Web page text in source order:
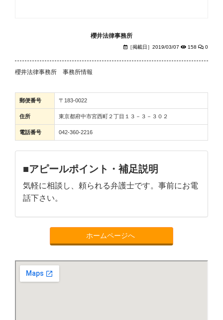
櫻井法律事務所
［掲載日］2019/03/07 158 0
櫻井法律事務所 事務所情報
郵便番号 〒183-0022
住所 東京都府中市宮西町２丁目１３－３－３０２
電話番号 042-360-2216
■アピールポイント・補足説明
気軽に相談し、頼られる弁護士です。事前にお電
話下さい。
ホームページへ